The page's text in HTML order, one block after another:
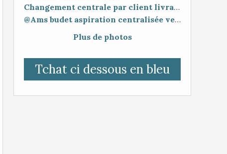
Changement centrale par client livraison 48h mise en service 30 minutes
@Ams budet aspiration centralisée vente en ligne www.aspiration-web.fr
Plus de photos
Tchat ci dessous en bleu